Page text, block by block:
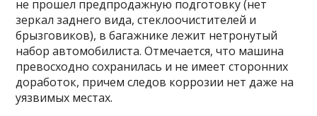
не прошел предпродажную подготовку (нет
зеркал заднего вида, стеклоочистителей и
брызговиков), в багажнике лежит нетронутый
набор автомобилиста. Отмечается, что машина
превосходно сохранилась и не имеет сторонних
доработок, причем следов коррозии нет даже на
уязвимых местах.